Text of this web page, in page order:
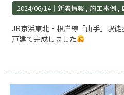
2024/06/14｜ 新着情報 施工事例
JR京浜東北・根岸線「山手」駅
戸建て完成しました